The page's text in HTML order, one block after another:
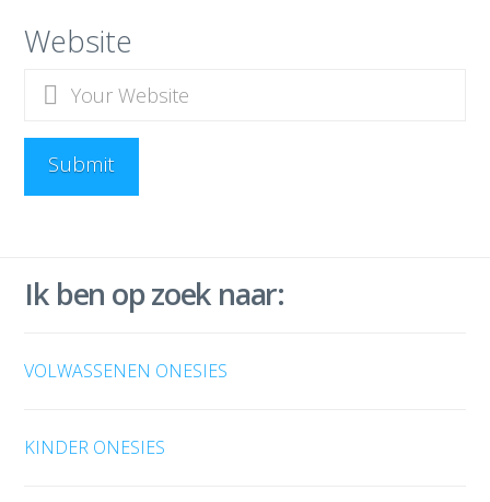
Website
Ik ben op zoek naar:
VOLWASSENEN ONESIES
KINDER ONESIES